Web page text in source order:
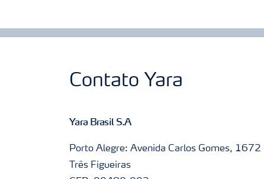
Contato Yara
Yara Brasil S.A
Porto Alegre: Avenida Carlos Gomes, 1672
Três Figueiras